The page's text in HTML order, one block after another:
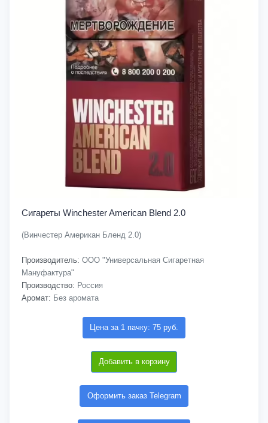
Сигареты Winchester American Blend 2.0
(Винчестер Американ Бленд 2.0)
Производитель: ООО "Универсальная Сигаретная
Мануфактура"
Производство: Россия
Аромат: Без аромата
Цена за 1 пачку: 75 руб.
Добавить в корзину
Оформить заказ Telegram